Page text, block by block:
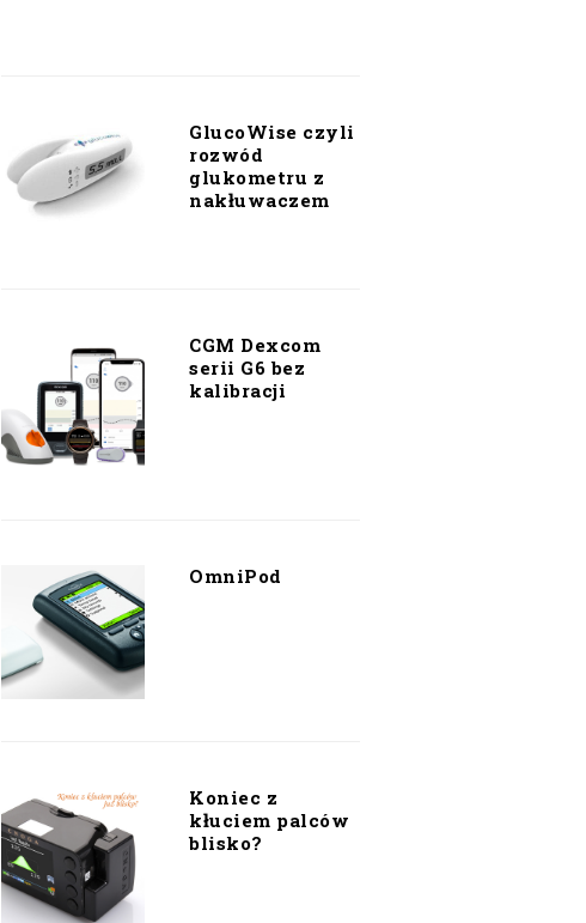
GlucoWise czyli
rozwód
glukometru z
nakłuwaczem
CGM Dexcom
serii G6 bez
kalibracji
OmniPod
Koniec z
kłuciem palców
blisko?